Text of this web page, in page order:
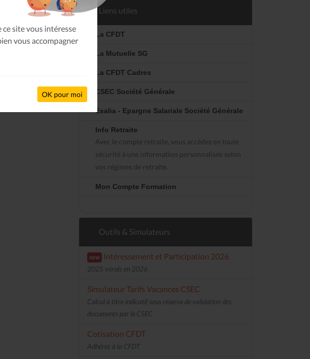
site vous intéresse
vous accompagner
OK pour moi
Liens utiles
La CFDT
La Mutuelle SG
La CFDT Cadres
CSEC Société Générale
Esalia - Epargne Salariale Société Générale
Info Retraite
Avec le compte retraite, vous accédez en toute
sécurité à une information personnalisée selon
vos régimes de retraite.
Mon Compte Formation
Outils & Simulateurs
new Intéressement et Participation 2026
2025 versés en 2026
Simulateur Tarifs Vacances CSEC
Calcul à titre indicatif sous réserve de validation des
documents par le CSEC
Cotisation CFDT
Adhérez à la CFDT